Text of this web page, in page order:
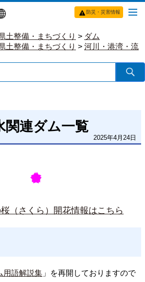
防災・災害情報
土整備・まちづくり > ダム
土整備・まちづくり > 河川・港湾・流
関連ダム一覧
2025年4月24日
（さくら）開花情報はこちら
用語解説集 」を再開しておりますので